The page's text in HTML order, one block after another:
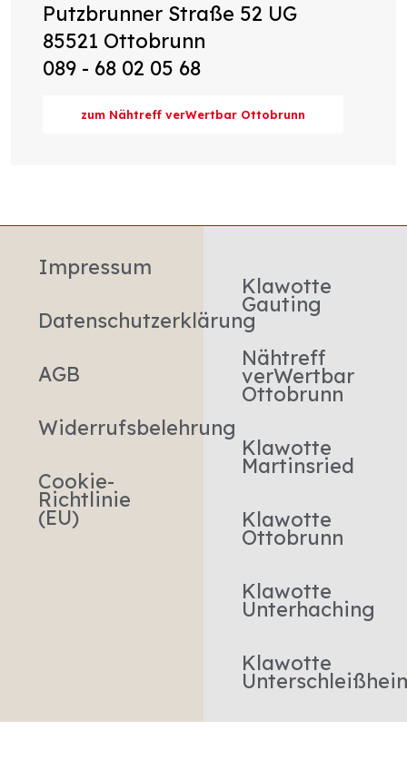
Putzbrunner Straße 52 UG
85521 Ottobrunn
089 - 68 02 05 68
zum Nähtreff verWertbar Ottobrunn
Impressum
Datenschutzerklärung
AGB
Widerrufsbelehrung
Cookie-
Richtlinie
(EU)
Klawotte
Gauting
Nähtreff
verWertbar
Ottobrunn
Klawotte
Martinsried
Klawotte
Ottobrunn
Klawotte
Unterhaching
Klawotte